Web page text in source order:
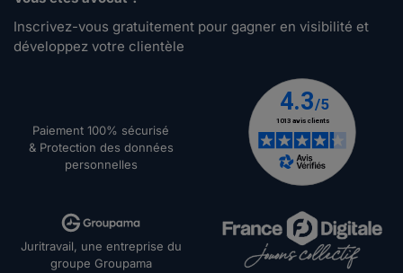
Inscrivez-vous gratuitement pour gagner en visibilité et
développez votre clientèle
Paiement 100% sécurisé
& Protection des données
personnelles
Juritravail, une entreprise du
groupe Groupama